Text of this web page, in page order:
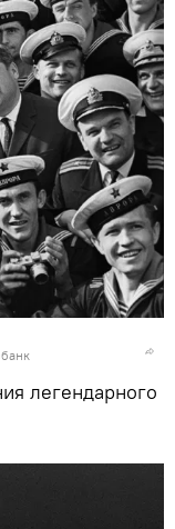
легендарного